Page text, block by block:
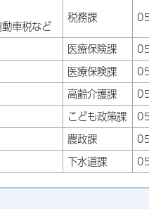
車税など
税務課
医療保険課
医療保険課
高齢介護課
こども政策課
農政課
下水道課